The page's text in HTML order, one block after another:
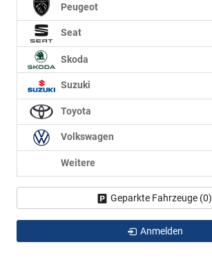
Peugeot
Seat
Skoda
Suzuki
Toyota
Volkswagen
Weitere
Geparkte Fahrzeuge (0)
Anmelden